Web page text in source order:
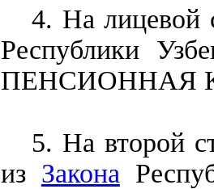
4. На лицевой
Республики
ПЕНСИОННАЯ
5. На второй
из Закона